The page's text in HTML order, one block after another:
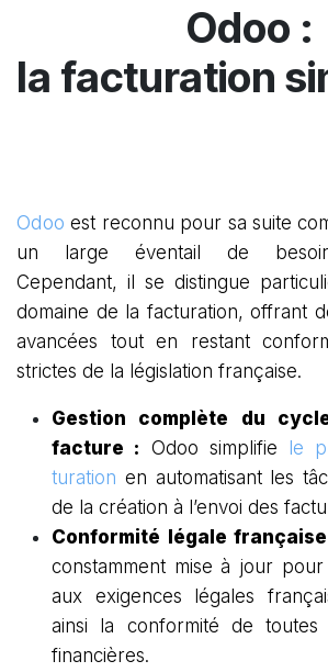
Odoo :
la facturation
Odoo est reconnu pour sa suite
un large éventail de
Cependant, il se distingue
domaine de la facturation, offrant
avancées tout en restant
strictes de la législation française.
Gestion complète du
facture : Odoo simplifie le
turation en automatisant les
de la création à l’envoi des
Conformité légale
constamment mise à jour
aux exigences légales
ainsi la conformité de toutes
financières.